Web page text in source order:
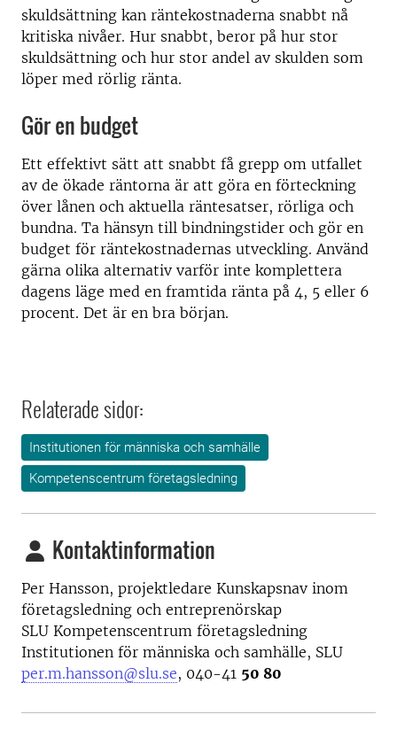
skuldsättning kan räntekostnaderna snabbt nå
kritiska nivåer. Hur snabbt, beror på hur stor
skuldsättning och hur stor andel av skulden som
löper med rörlig ränta.
Gör en budget
Ett effektivt sätt att snabbt få grepp om utfallet
av de ökade räntorna är att göra en förteckning
över lånen och aktuella räntesatser, rörliga och
bundna. Ta hänsyn till bindningstider och gör en
budget för räntekostnadernas utveckling. Använd
gärna olika alternativ varför inte komplettera
dagens läge med en framtida ränta på 4, 5 eller 6
procent. Det är en bra början.
Relaterade sidor:
Institutionen för människa och samhälle
Kompetenscentrum företagsledning
Kontaktinformation
Per Hansson, projektledare Kunskapsnav inom
företagsledning och entreprenörskap
SLU Kompetenscentrum företagsledning
Institutionen för människa och samhälle, SLU
per.m.hansson@slu.se, 040-41 50 80